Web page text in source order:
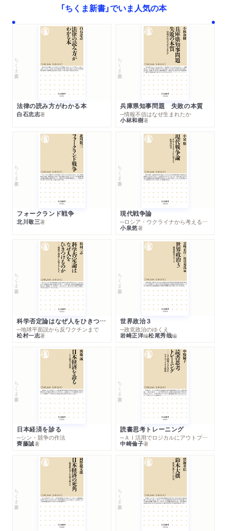
「ちくま新書」でいま人気の本
ちくま新書
法律の読み方がわかる本
白石忠志著
ちくま新書
兵庫県知事問題 失敗の本質
─情報不信はなぜ生まれたか
小林和樹著
ちくま新書
フォークランド戦争
北川敬三著
ちくま新書
現代戦争論
─ロシア・ウクライナから考える世界の行方
小泉悠著
ちくま新書
科学否定論はなぜ人をひきつけるのか
─地球平面説から反ワクチンまで
松村一志著
ちくま新書
世界政治３
─政党政治のゆくえ
岩崎正洋編松尾秀哉編
ちくま新書
日本経済を診る
─シン・競争の作法
齊藤誠著
ちくま新書
読書思考トレーニング
─ＡＩ活用でロジカルにアウトプットする技法
中崎倫子著
ちくま新書 ちくま新書